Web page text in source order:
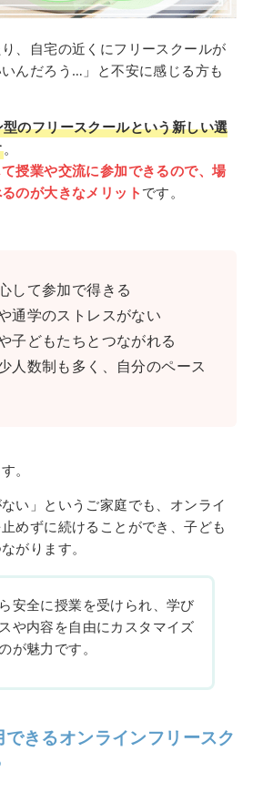
、自宅の近くにフリースクールが
んだろう…」と不安に感じる方も
のフリースクールという新しい選
。
授業や交流に参加できるので、場
のが大きなメリット です。
して参加で得きる
通学のストレスがない
子どもたちとつながれる
人数制も多く、自分のペース
。
い」というご家庭でも、オンライ
めずに続けることができ、子ども
がります。
安全に授業を受けられ、学び
や内容を自由にカスタマイズ
が魅力です。
きるオンラインフリースク